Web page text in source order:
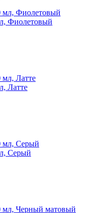
Фиолетовый
Латте
Серый